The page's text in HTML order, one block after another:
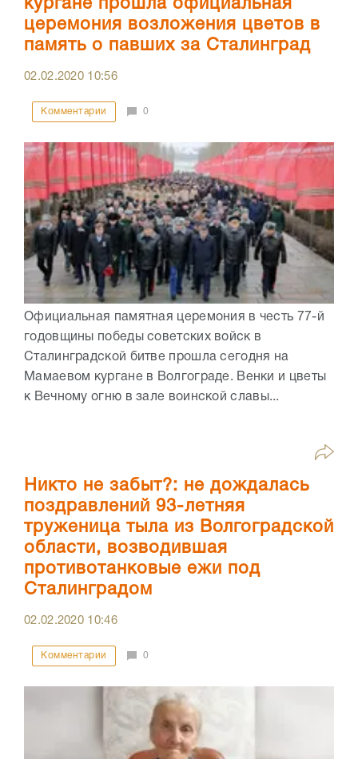
кургане прошла официальная
церемония возложения цветов в
память о павших за Сталинград
02.02.2020 10:56
Комментарии 0
Официальная памятная церемония в честь 77-й
годовщины победы советских войск в
Сталинградской битве прошла сегодня на
Мамаевом кургане в Волгограде. Венки и цветы
к Вечному огню в зале воинской славы...
Никто не забыт?: не дождалась
поздравлений 93-летняя
труженица тыла из Волгоградской
области, возводившая
противотанковые ежи под
Сталинградом
02.02.2020 10:46
Комментарии 0